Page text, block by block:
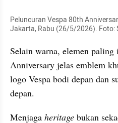
Peluncuran Vespa 80th
Jakarta, Rabu (26/5/2026).
Selain warna, elemen
Anniversary jelas emblem
logo Vespa bodi depan dan
depan.
Menjaga heritage bukan